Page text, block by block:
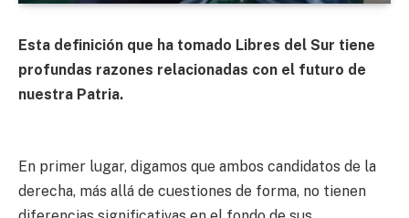
Esta definición que ha tomado Libres del Sur tiene
profundas razones relacionadas con el futuro de
nuestra Patria.
En primer lugar, digamos que ambos candidatos de la
derecha, más allá de cuestiones de forma, no tienen